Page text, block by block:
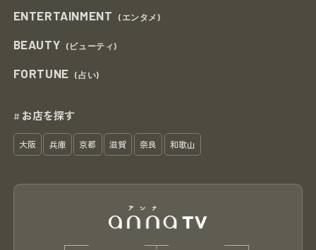
ENTERTAINMENT (エンタメ)
BEAUTY (ビューティ)
FORTUNE (占い)
# お店を探す
大阪 兵庫 京都 滋賀 奈良 和歌山